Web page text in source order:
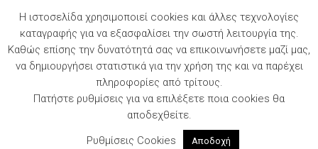
content
Βιβλιοθήκη
Η ιστοσελίδα χρησιμοποιεί cookies και άλλες τεχνολογίες
καταγραφής για να εξασφαλίσει την σωστή λειτουργία της.
Καθώς επίσης την δυνατότητά σας να επικοινωνήσετε μαζί μας,
να δημιουργήσει στατιστικά για την χρήση της και να παρέχει
πληροφορίες από τρίτους.
Πατήστε ρυθμίσεις για να επιλέξετε ποια cookies θα
αποδεχθείτε.
Ρυθμίσεις Cookies
Αποδοχή